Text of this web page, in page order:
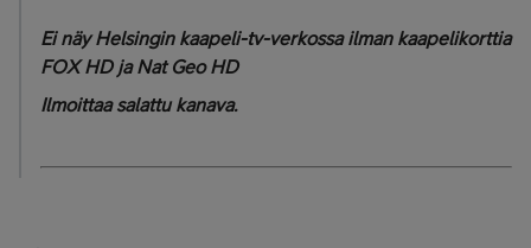
Ei näy Helsingin kaapeli-tv-verkossa ilman kaapelikorttia
FOX HD ja Nat Geo HD
Ilmoittaa salattu kanava.